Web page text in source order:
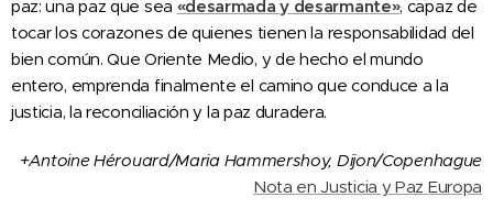
paz: una paz que sea «desarmada y desarmante», capaz de
tocar los corazones de quienes tienen la responsabilidad del
bien común. Que Oriente Medio, y de hecho el mundo
entero, emprenda finalmente el camino que conduce a la
justicia, la reconciliación y la paz duradera.
+Antoine Hérouard/Maria Hammershoy, Dijon/Copenhague
Nota en Justicia y Paz Europa